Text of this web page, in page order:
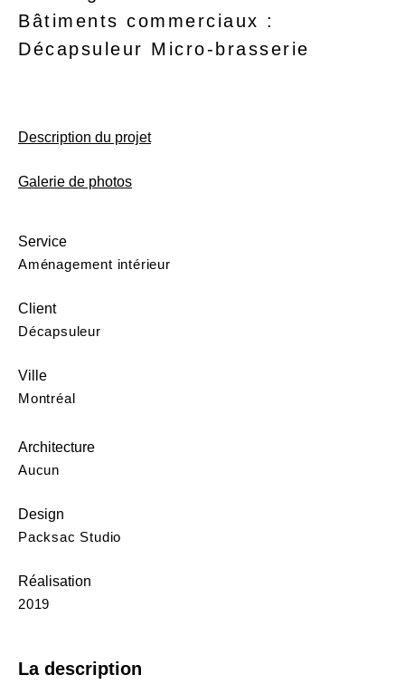
Bâtiments commerciaux :
Décapsuleur Micro-brasserie
Description du projet
Galerie de photos
Service
Aménagement intérieur
Client
Décapsuleur
Ville
Montréal
Architecture
Aucun
Design
Packsac Studio
Réalisation
2019
La description